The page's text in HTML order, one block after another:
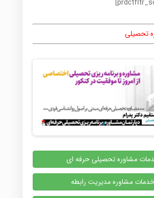
تحصیلی
مشاوره تحصیلی حرفه ای
مشاوره مدیریت رابطه